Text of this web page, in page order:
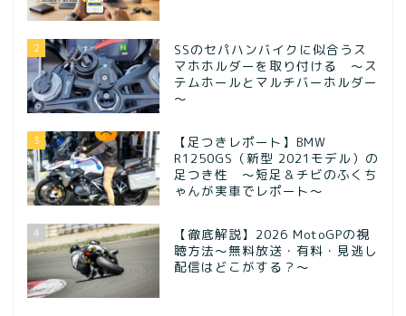
2
SSのセパハンバイクに似合うス
マホホルダーを取り付ける ～ス
テムホールとマルチバーホルダー
～
3
【足つきレポート】BMW
R1250GS（新型 2021モデル）の
足つき性 ～短足＆チビのふくち
ゃんが実車でレポート～
4
【徹底解説】2026 MotoGPの視
聴方法～無料放送・有料・見逃し
配信はどこがする？～